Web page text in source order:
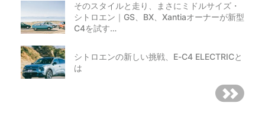
そのスタイルと走り、まさにミドルサイズ・
シトロエン｜GS、BX、Xantiaオーナーが新型
C4を試す…
シトロエンの新しい挑戦、E-C4 ELECTRICと
は